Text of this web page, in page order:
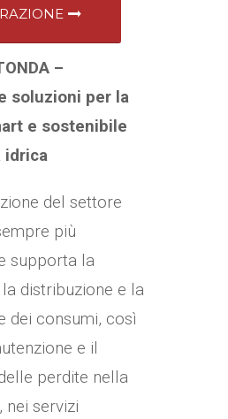
–
soluzioni per la
e sostenibile
idrica
del settore
più
supporta la
distribuzione e la
dei consumi, così
e il
perdite nella
nei servizi